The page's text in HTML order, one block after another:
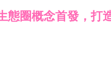
態圈概念首發，打